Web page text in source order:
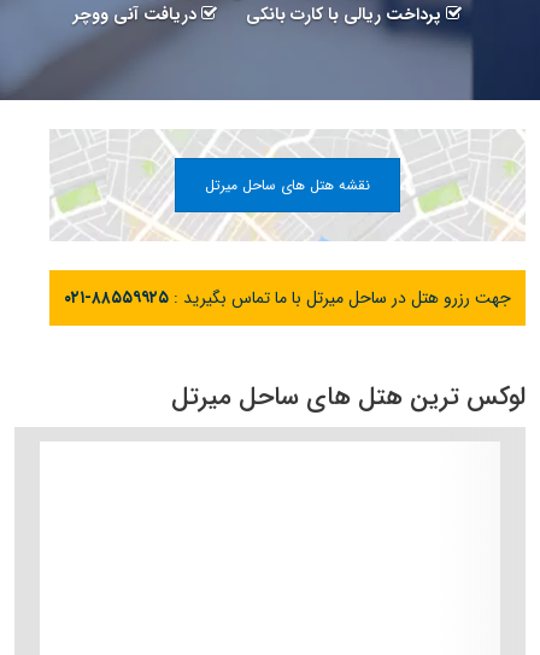
پرداخت ریالی با کارت بانکی
دریافت آنی ووچر
نقشه هتل های ساحل میرتل
جهت رزرو هتل در ساحل میرتل با ما تماس بگیرید : ۰۲۱-۸۸۵۵۹۹۲۵
لوکس ترین هتل های ساحل میرتل